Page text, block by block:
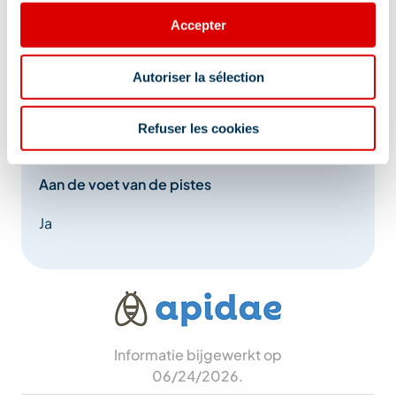
Accepter
Autoriser la sélection
Refuser les cookies
Adres
2105 Route du Laitelet, 73550 Méribel
Aan de voet van de pistes
Ja
Informatie bijgewerkt op
06/24/2026.